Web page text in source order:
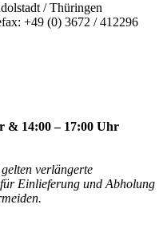
/ Thüringen
+49 (0) 3672 / 412296
& 14:00 – 17:00 Uhr
verlängerte
Einlieferung und Abholung